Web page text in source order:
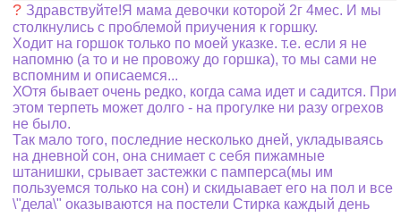
? Здравствуйте!Я мама девочки которой 2г 4мес. И мы
столкнулись с проблемой приучения к горшку.
Ходит на горшок только по моей указке. т.е. если я не
напомню (а то и не провожу до горшка), то мы сами не
вспомним и описаемся...
ХОтя бывает очень редко, когда сама идет и садится. При
этом терпеть может долго - на прогулке ни разу огрехов
не было.
Так мало того, последние несколько дней, укладываясь
на дневной сон, она снимает с себя пижамные
штанишки, срывает застежки с памперса(мы им
пользуемся только на сон) и скидыавает его на пол и все
\"дела\" оказываются на постели Стирка каждый день